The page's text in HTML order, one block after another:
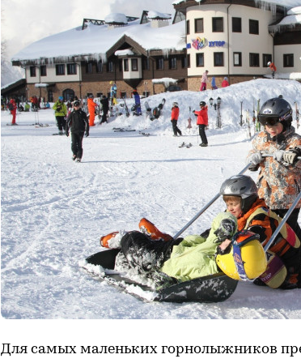
Для самых маленьких горнолыжников